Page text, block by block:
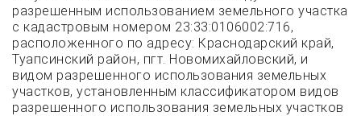
разрешенным использованием земельного участка
с кадастровым номером 23:33:0106002:716,
расположенного по адресу: Краснодарский край,
Туапсинский район, пгт. Новомихайловский, и
видом разрешенного использования земельных
участков, установленным классификатором видов
разрешенного использования земельных участков